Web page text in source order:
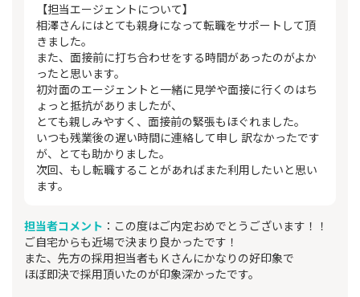
【担当エージェントについて】
相澤さんにはとても親身になって転職をサポートして頂
きました。
また、面接前に打ち合わせをする時間があったのがよか
ったと思います。
初対面のエージェントと一緒に見学や面接に行くのはち
ょっと抵抗がありましたが、
とても親しみやすく、面接前の緊張もほぐれました。
いつも残業後の遅い時間に連絡して申し 訳なかったです
が、とても助かりました。
次回、もし転職することがあればまた利用したいと思い
ます。
担当者コメント ：この度はご内定おめでとうございます！！
ご自宅からも近場で決まり良かったです！
また、先方の採用担当者もＫさんにかなりの好印象で
ほぼ即決で採用頂いたのが印象深かったです。